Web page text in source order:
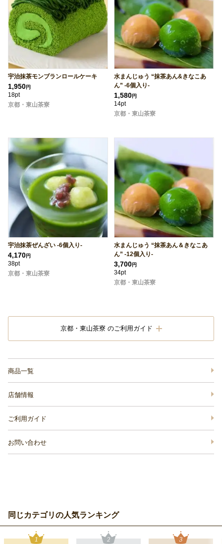
宇治抹茶モンブランロールケーキ
1,950円
18pt
京都・東山茶寮
水まんじゅう “抹茶あん&きなこあ
ん” -6個入り-
1,580円
14pt
京都・東山茶寮
宇治抹茶ぜんざい -6個入り-
4,170円
38pt
京都・東山茶寮
水まんじゅう “抹茶あん＆きなこあ
ん” -12個入り-
3,700円
34pt
京都・東山茶寮
京都・東山茶寮 のご利用ガイド
商品一覧
店舗情報
ご利用ガイド
お問い合わせ
同じカテゴリの人気ランキング